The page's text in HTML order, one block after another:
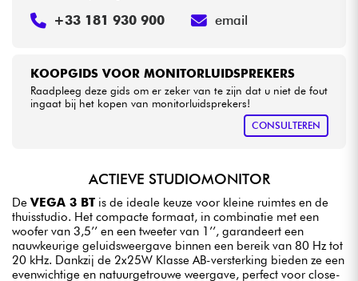
KOOPGIDS VOOR MONITORLUIDSPREKERS
Raadpleeg deze gids om er zeker van te zijn dat u niet de fout
ingaat bij het kopen van monitorluidsprekers!
CONSULTEREN
+33 181 930 900 email
ACTIEVE STUDIOMONITOR
DeVEGA 3 BT is de ideale keuze voor kleine ruimtes en de
thuisstudio. Het compacte formaat, in combinatie met een
woofer van 3,5’’ en een tweeter van 1’’, garandeert een
nauwkeurige geluidsweergave binnen een bereik van 80 Hz tot
20 kHz. Dankzij de 2x25W Klasse AB-versterking bieden ze een
evenwichtige en natuurgetrouwe weergave, perfect voor close-